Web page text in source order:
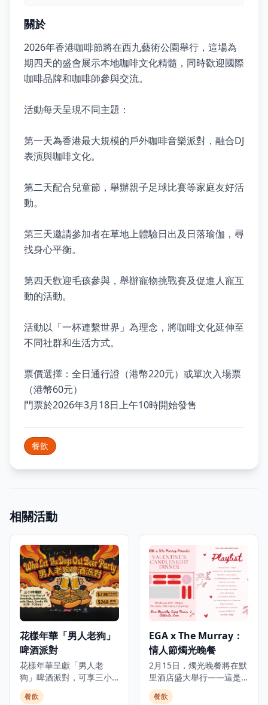
關於
2026年香港咖啡節將在西九藝術公園舉行，這場為
期四天的盛會展示本地咖啡文化精髓，同時歡迎國際
咖啡品牌和咖啡師參與交流。
活動每天呈現不同主題：
第一天為香港最大規模的戶外咖啡音樂派對，融合DJ
表演與咖啡文化。
第二天配合兒童節，舉辦親子足球比賽等家庭友好活
動。
第三天邀請參加者在草地上體驗日出及日落瑜伽，尋
找身心平衡。
第四天歡迎毛孩參與，舉辦寵物挑戰賽及促進人寵互
動的活動。
活動以「一杯連繫世界」為理念，將咖啡文化延伸至
不同社群和生活方式。
票價選擇：全日通行證（港幣220元）或單次入場票
（港幣60元）
門票於2026年3月18日上午10時開始發售
餐飲
相關活動
花樣年華「男人老狗」
啤酒派對
花樣年華呈獻「男人老
狗」啤酒派對，可享三小
時任飲四款啤酒和任食佐
酒小食，加上DJ打碟、啤
餐飲
EGA x The Murray：
情人節燭光晚餐
2月15日，燭光晚餐將在默
里酒店盛大舉行——這是
一場浪漫的情人節體驗，
燭光搖曳，現場表演精彩
餐飲